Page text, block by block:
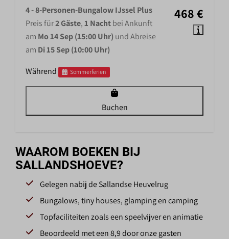
468 €
4 - 8-Personen-Bungalow IJssel Plus
Preis für2 Gäste,1 Nachtbei Ankunft
am Mo 14 Sep (15:00 Uhr) und Abreise
am Di 15 Sep (10:00 Uhr)
Während
Sommerferien
Buchen
WAAROM BOEKEN BIJ
SALLANDSHOEVE?
Gelegen nabij de Sallandse Heuvelrug
Bungalows, tiny houses, glamping en camping
Topfaciliteiten zoals een speelvijver en animatie
Beoordeeld met een 8,9 door onze gasten